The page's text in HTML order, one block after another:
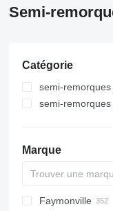
Semi-
Catégorie
semi-
semi-
Marque
S44315CHC
OKA
AS
SFCL
HTS
Agriliner
N-series
S-series
KIS
TRB
2 series
TSAA
ADR
CCS
CSD
SG
LVO
CT
EF
ADR
A-series
TXA
L-series
EM
19
ZDK
Faymonville